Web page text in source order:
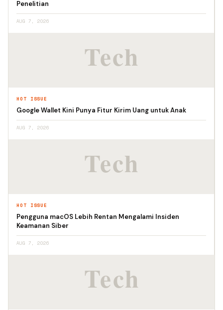
Penelitian
AUG 7, 2026
HOT ISSUE
Google Wallet Kini Punya Fitur Kirim Uang untuk Anak
AUG 7, 2026
HOT ISSUE
Pengguna macOS Lebih Rentan Mengalami Insiden
Keamanan Siber
AUG 7, 2026